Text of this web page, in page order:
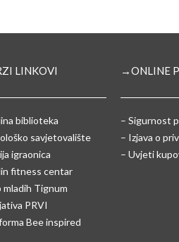
LINKOVI
biblioteka
savjetovalište
igraonica
fitness centar
mladih Tignum
PRVI
Bee inspired
→ONLINE
– Sigurnost
– Izjava o
– Uvjeti